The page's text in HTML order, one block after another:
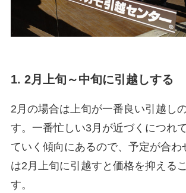
1. 2月上旬～中旬に引越しする
2月の場合は上旬が一番良い引越し
す。一番忙しい3月が近づくにつれ
ていく傾向にあるので、予定が合わ
は2月上旬に引越すと価格を抑える
す。